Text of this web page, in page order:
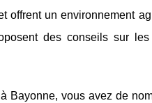
offrent un environnement
des conseils sur
Bayonne, vous avez de